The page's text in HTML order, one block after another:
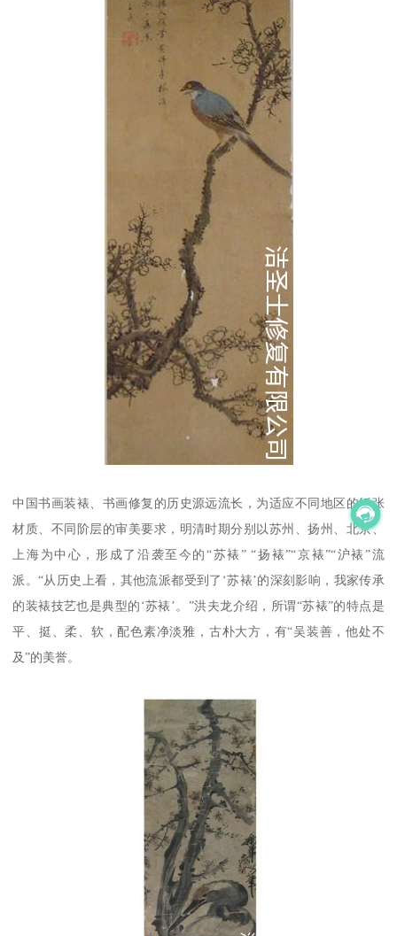
中国书画装裱、书画修复的历史源远流长，为适应不同地区的纸张
材质、不同阶层的审美要求，明清时期分别以苏州、扬州、北京、
上海为中心，形成了沿袭至今的“苏裱” “扬裱”“京裱”“沪裱”流
派。“从历史上看，其他流派都受到了‘苏裱’的深刻影响，我家传承
的装裱技艺也是典型的‘苏裱’。”洪夫龙介绍，所谓“苏裱”的特点是
平、挺、柔、软，配色素净淡雅，古朴大方，有“吴装善，他处不
及”的美誉。